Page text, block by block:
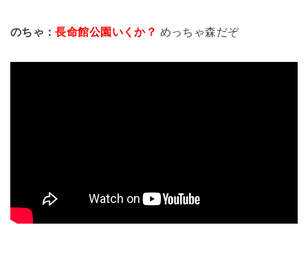
のちゃ：長命館公園いくか？ めっちゃ森だぞ